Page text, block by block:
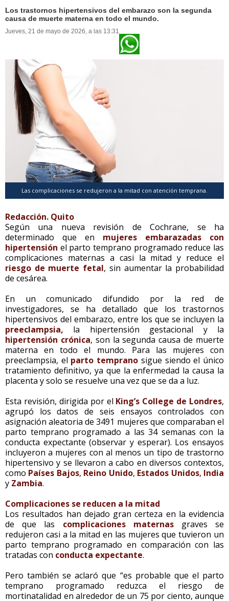
Los trastornos hipertensivos del embarazo son la segunda
causa de muerte materna en todo el mundo.
Jueves, 21 de mayo de 2026, a las 13:31
Las complicaciones se redujeron a la mitad con atención temprana.
Redacción. Quito
Según una nueva revisión de Cochrane, se ha
determinado que en mujeres embarazadas con
hipertensión el parto temprano programado reduce las
complicaciones maternas a casi la mitad y reduce el
riesgo de muerte fetal, sin aumentar la probabilidad
de cesárea.
En un comunicado difundido por la red de
investigadores, se ha detallado que los trastornos
hipertensivos del embarazo, entre los que se incluyen la
preeclampsia, la hipertensión gestacional y la
hipertensión crónica, son la segunda causa de muerte
materna en todo el mundo. Para las mujeres con
preeclampsia, el parto temprano sigue siendo el único
tratamiento definitivo, ya que la enfermedad la causa la
placenta y solo se resuelve una vez que se da a luz.
Esta revisión, dirigida por el King’s College de Londres,
agrupó los datos de seis ensayos controlados con
asignación aleatoria de 3491 mujeres que comparaban el
parto temprano programado a las 34 semanas con la
conducta expectante (observar y esperar). Los ensayos
incluyeron a mujeres con al menos un tipo de trastorno
hipertensivo y se llevaron a cabo en diversos contextos,
como Países Bajos, Reino Unido, Estados Unidos, India
y Zambia.
Complicaciones se reducen a la mitad
Los resultados han dejado gran certeza en la evidencia
de que las complicaciones maternasgraves se
redujeron casi a la mitad en las mujeres que tuvieron un
parto temprano programado en comparación con las
tratadas con conducta expectante.
Pero también se aclaró que “es probable que el parto
temprano programado reduzca el riesgo de
mortinatalidad en alrededor de un 75 por ciento, aunque